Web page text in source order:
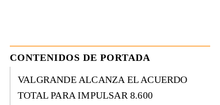
CONTENIDOS DE PORTADA
VALGRANDE ALCANZA EL ACUERDO
TOTAL PARA IMPULSAR 8.600